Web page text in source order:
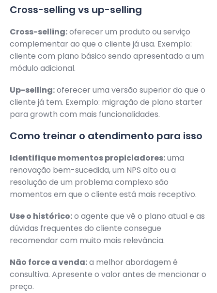
Cross-selling vs up-selling
Cross-selling:oferecer um produto ou serviço
complementar ao que o cliente já usa. Exemplo:
cliente com plano básico sendo apresentado a um
módulo adicional.
Up-selling:oferecer uma versão superior do que o
cliente já tem. Exemplo: migração de plano starter
para growth com mais funcionalidades.
Como treinar o atendimento para isso
Identifique momentos propiciadores:uma
renovação bem-sucedida, um NPS alto ou a
resolução de um problema complexo são
momentos em que o cliente está mais receptivo.
Use o histórico:o agente que vê o plano atual e as
dúvidas frequentes do cliente consegue
recomendar com muito mais relevância.
Não force a venda:a melhor abordagem é
consultiva. Apresente o valor antes de mencionar o
preço.